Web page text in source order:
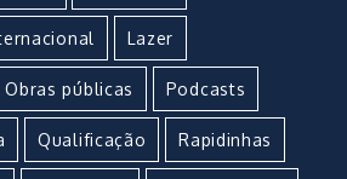
Lazer
Obras públicas Podcasts
Qualificação Rapidinhas